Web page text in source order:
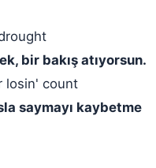
bir bakış atıyorsun.
losin' count
saymayı kaybetme